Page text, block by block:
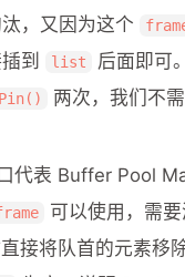
，又因为这个
到
list 后面即可
两次，我们不
代表 Buffer Pool
可以使用，需
接将队首的元素移